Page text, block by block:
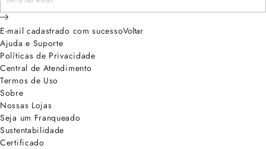
E-mail cadastrado com sucessoVoltar
Ajuda e Suporte
Políticas de Privacidade
Central de Atendimento
Termos de Uso
Sobre
Nossas Lojas
Seja um Franqueado
Sustentabilidade
Certificado